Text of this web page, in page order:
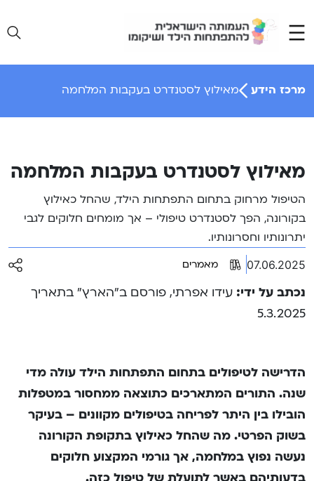
content
מרכז הידע מאילוץ לסטנדרט בעקבות המלחמה
מאילוץ לסטנדרט בעקבות המלחמה
הטיפול מרחוק בתחום התפתחות הילד, שהחל כאילוץ
בקורונה, הפך לסטנדרט טיפולי – אך מומחים חלוקים לגבי
יתרונותיו וחסרונותיו.
07.06.2025 מאמרים
נכתב על ידי: עידו אפרתי, פורסם ב”הארץ” בתאריך
5.3.2025
הדרישה לטיפולים בתחום התפתחות הילד עולה מדי
שנה. התורים המתארכים כתוצאה ממחסור במטפלות
הובילו בין היתר לפריחה בטיפולים מקוונים – בעיקר
בשוק הפרטי. מה שהחל כאילוץ בתקופת הקורונה
נעשה נפוץ במלחמה, אך גורמי המקצוע חלוקים